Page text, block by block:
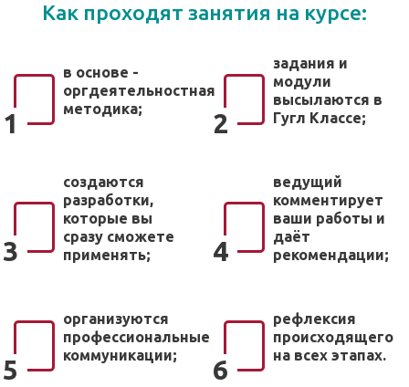
Как проходят занятия на курсе:
1
в основе -
оргдеятельностная
методика;
2
задания и
модули
высылаются в
Гугл Классе;
3
создаются
разработки,
которые вы
сразу сможете
применять;
4
ведущий
комментирует
ваши работы и
даёт
рекомендации;
5
организуются
профессиональные
коммуникации;
6
рефлексия
происходящего
на всех этапах.